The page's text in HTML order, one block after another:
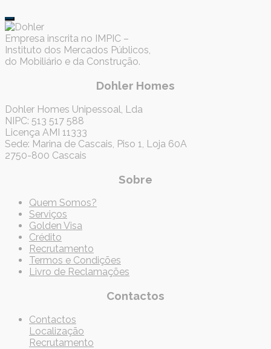
Empresa inscrita no IMPIC –
Instituto dos Mercados Públicos,
do Mobiliário e da Construção.
Dohler Homes
Dohler Homes Unipessoal, Lda
NIPC: 513 517 588
Licença AMI 11333
Sede: Marina de Cascais, Piso 1, Loja 60A
2750-800 Cascais
Sobre
Quem Somos?
Serviços
Golden Visa
Crédito
Recrutamento
Termos e Condições
Livro de Reclamações
Contactos
Contactos
Localização
Recrutamento